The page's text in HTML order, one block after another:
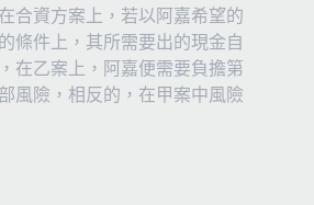
合資方案上，若以阿嘉希望的
條件上，其所需要出的現金自
在乙案上，阿嘉便需要負擔第
風險，相反的，在甲案中風險